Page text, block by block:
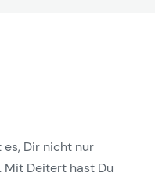
Dir nicht nur
Mit Deitert hast Du